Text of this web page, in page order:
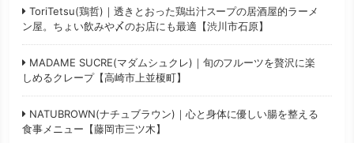
ToriTetsu(鶏哲)｜透きとおった鶏出汁スープの居酒屋的ラーメ
ン屋。ちょい飲みや〆のお店にも最適【渋川市石原】
MADAME SUCRE(マダムシュクレ)｜旬のフルーツを贅沢に楽
しめるクレープ【高崎市上並榎町】
NATUBROWN(ナチュブラウン)｜心と身体に優しい腸を整える
食事メニュー【藤岡市三ツ木】